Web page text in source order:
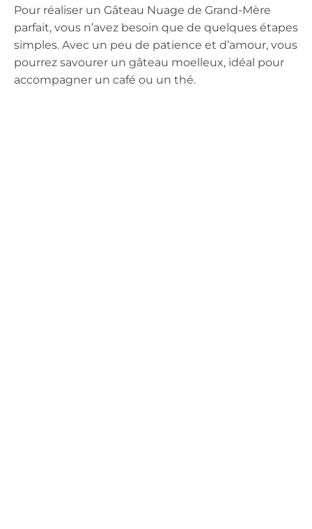
Pour réaliser un Gâteau Nuage de Grand-Mère
parfait, vous n’avez besoin que de quelques étapes
simples. Avec un peu de patience et d’amour, vous
pourrez savourer un gâteau moelleux, idéal pour
accompagner un café ou un thé.